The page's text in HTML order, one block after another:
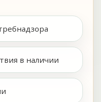
в наличии